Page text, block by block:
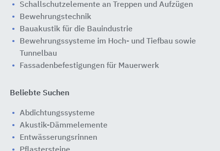
Schallschutzelemente an Treppen und Aufzügen
Bewehrungstechnik
Bauakustik für die Bauindustrie
Bewehrungssysteme im Hoch- und Tiefbau sowie
Tunnelbau
Fassadenbefestigungen für Mauerwerk
Beliebte Suchen
Abdichtungssysteme
Akustik-Dämmelemente
Entwässerungsrinnen